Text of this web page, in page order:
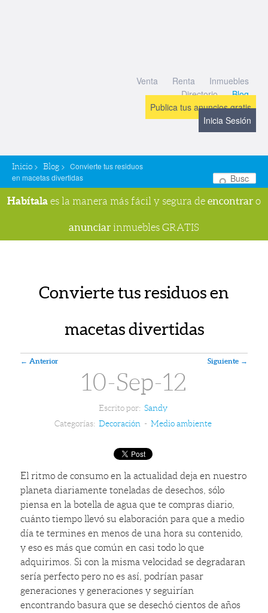
Venta Renta
Inmuebles
Directorio
Blog
Publica tus anuncios gratis
Inicia Sesión
Inicio > Blog > Convierte tus residuos
en macetas divertidas
Habítala es la manera más fácil y segura de encontrar o
anunciar inmuebles GRATIS
Convierte tus residuos en
macetas divertidas
Navegador de artículos
← Anterior Siguiente →
10-Sep-12
Escrito por: Sandy
Categorías: Decoración - Medio ambiente
El ritmo de consumo en la actualidad deja en nuestro
planeta diariamente toneladas de desechos, sólo
piensa en la botella de agua que te compras diario,
cuánto tiempo llevó su elaboración para que a medio
día te termines en menos de una hora su contenido,
y eso es más que común en casi todo lo que
adquirimos. Si con la misma velocidad se degradaran
sería perfecto pero no es así, podrían pasar
generaciones y generaciones y seguirían
encontrando basura que se desechó cientos de años